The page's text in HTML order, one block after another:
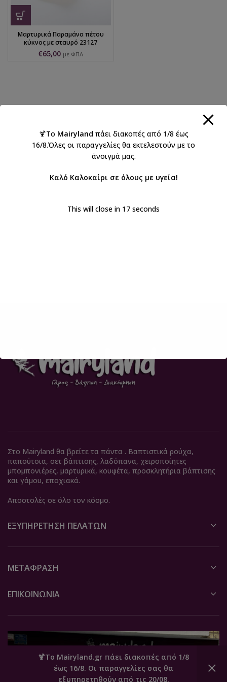
🍹Το Mairyland.gr πάει διακοπές από 1/8
έως 16/8. Οι παραγγελίες σας θα
εξυπηρετηθούν από τις 20/08.
Μαρτυρικά Παραμάνα πέτου
κύκνος με σταυρό 23127
€65,00 με ΦΠΑ
Στο Mairyland θα βρείτε τα πάντα . Βαπτιστικά ρούχα,
παπούτσια, σετ βάπτισης, λαδόπανα, χειροποίητες
μπομπονιέρες, μαρτυρικά, κουφέτα, προσκλητήρια βάπτισης
και γάμου, εποχιακά.
Αποστολές σε όλο τον κόσμο.
ΕΞΥΠΗΡΈΤΗΣΗ ΠΕΛΑΤΏΝ
ΜΕΤΆΦΡΑΣΗ
ΕΠΙΚΟΙΝΩΝΙΑ
0
🍹Το Mairyland πάει διακοπές από 1/8 έως
16/8.Όλες οι παραγγελίες θα εκτελεστούν με το
άνοιγμά μας.
Καλό Καλοκαίρι σε όλους με υγεία!
This will close in 16 seconds